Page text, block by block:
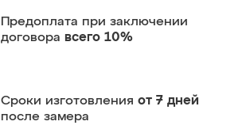
Предоплата при заключении
договора всего 10%
Сроки изготовления от 7 дней
после замера